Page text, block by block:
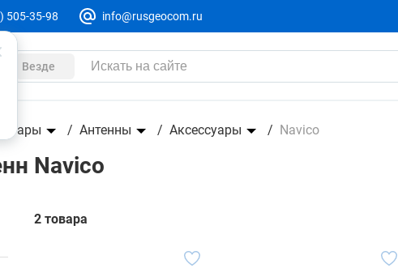
505-35-98 info@rusgeocom.ru
Везде
Антенны Аксессуары Navico
Navico
2 товара